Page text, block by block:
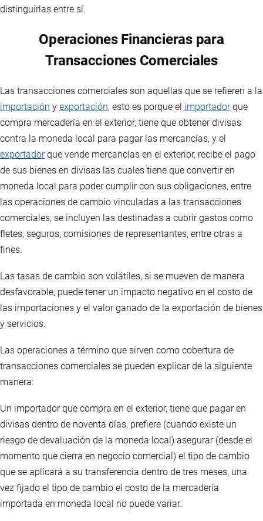
distinguirlas entre sí.
Operaciones Financieras para
Transacciones Comerciales
Las transacciones comerciales son aquellas que se refieren a la
importación y exportación, esto es porque el importadorque
compra mercadería en el exterior, tiene que obtener divisas
contra la moneda local para pagar las mercancías, y el
exportadorque vende mercancías en el exterior, recibe el pago
de sus bienes en divisas las cuales tiene que convertir en
moneda local para poder cumplir con sus obligaciones, entre
las operaciones de cambio vinculadas a las transacciones
comerciales, se incluyen las destinadas a cubrir gastos como
fletes, seguros, comisiones de representantes, entre otras a
fines.
Las tasas de cambio son volátiles, si se mueven de manera
desfavorable, puede tener un impacto negativo en el costo de
las importaciones y el valor ganado de la exportación de bienes
y servicios.
Las operaciones a término que sirven como cobertura de
transacciones comerciales se pueden explicar de la siguiente
manera:
Un importador que compra en el exterior, tiene que pagar en
divisas dentro de noventa días, prefiere (cuando existe un
riesgo de devaluación de la moneda local) asegurar (desde el
momento que cierra en negocio comercial) el tipo de cambio
que se aplicará a su transferencia dentro de tres meses, una
vez fijado el tipo de cambio el costo de la mercadería
importada en moneda local no puede variar.